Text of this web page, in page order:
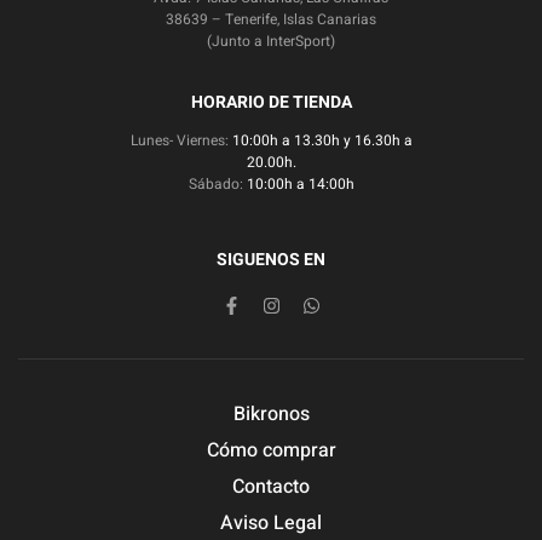
38639 – Tenerife, Islas Canarias
(Junto a InterSport)
HORARIO DE TIENDA
Lunes- Viernes: 10:00h a 13.30h y 16.30h a
20.00h.
Sábado: 10:00h a 14:00h
SIGUENOS EN
Bikronos
Cómo comprar
Contacto
Aviso Legal